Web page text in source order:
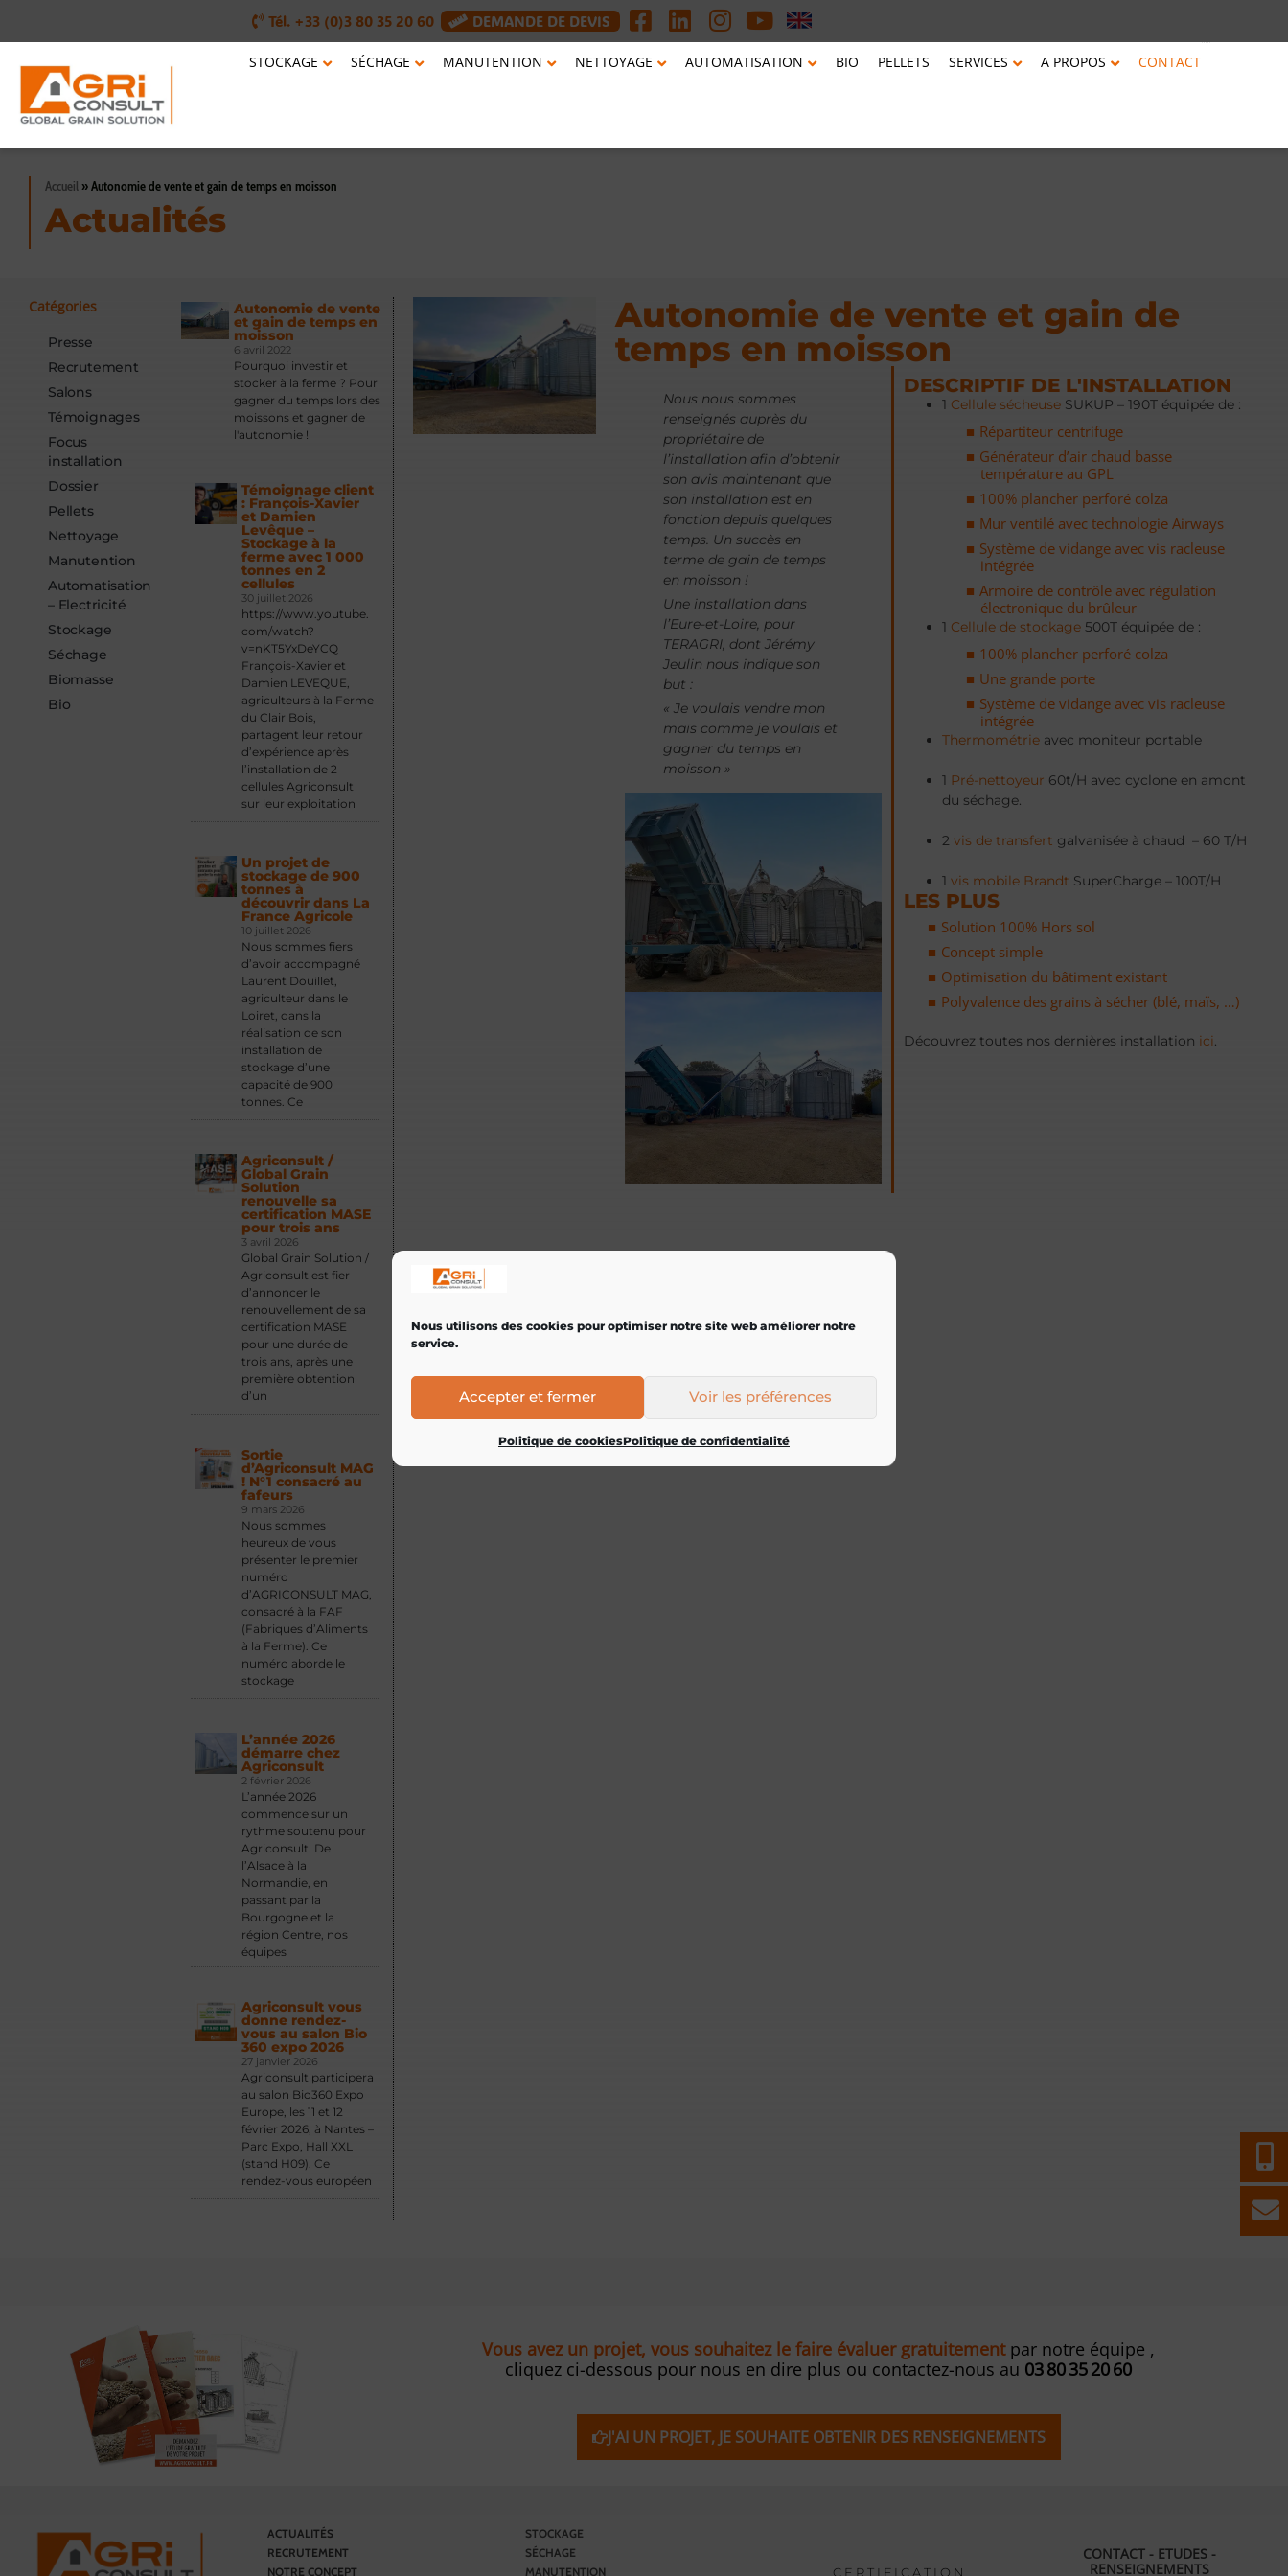
Nous utilisons des cookies pour optimiser notre site web améliorer notre
service.
Accepter et fermer Voir les préférences
Politique de cookiesPolitique de confidentialité
Tél. +33 (0)3 80 35 20 60 DEMANDE DE DEVIS
STOCKAGE SÉCHAGE MANUTENTION NETTOYAGE AUTOMATISATION BIO PELLETS SERVICES A PROPOS CONTACT
Accueil »Autonomie de vente et gain de temps en moisson
Actualités
Catégories
Presse
Recrutement
Salons
Témoignages
Focus
installation
Dossier
Pellets
Nettoyage
Manutention
Automatisation
– Electricité
Stockage
Séchage
Biomasse
Bio
Autonomie de vente
et gain de temps en
moisson
6 avril 2022
Pourquoi investir et
stocker à la ferme ? Pour
gagner du temps lors des
moissons et gagner de
l'autonomie !
Témoignage client
: François-Xavier
et Damien
Levêque –
Stockage à la
ferme avec 1 000
tonnes en 2
cellules
30 juillet 2026
https://www.youtube.
com/watch?
v=nKT5YxDeYCQ
François-Xavier et
Damien LEVEQUE,
agriculteurs à la Ferme
du Clair Bois,
partagent leur retour
d’expérience après
l’installation de 2
cellules Agriconsult
sur leur exploitation
Un projet de
stockage de 900
tonnes à
découvrir dans La
France Agricole
10 juillet 2026
Nous sommes fiers
d’avoir accompagné
Laurent Douillet,
agriculteur dans le
Loiret, dans la
réalisation de son
installation de
stockage d’une
capacité de 900
tonnes. Ce
Agriconsult /
Global Grain
Solution
renouvelle sa
certification MASE
pour trois ans
3 avril 2026
Global Grain Solution /
Agriconsult est fier
d’annoncer le
renouvellement de sa
certification MASE
pour une durée de
trois ans, après une
première obtention
d’un
Sortie
d’Agriconsult MAG
! N°1 consacré au
fafeurs
9 mars 2026
Nous sommes
heureux de vous
présenter le premier
numéro
d’AGRICONSULT MAG,
consacré à la FAF
(Fabriques d’Aliments
à la Ferme). Ce
numéro aborde le
stockage
L’année 2026
démarre chez
Agriconsult
2 février 2026
L’année 2026
commence sur un
rythme soutenu pour
Agriconsult. De
l’Alsace à la
Normandie, en
passant par la
Bourgogne et la
région Centre, nos
équipes
Agriconsult vous
donne rendez-
vous au salon Bio
360 expo 2026
27 janvier 2026
Agriconsult participera
au salon Bio360 Expo
Europe, les 11 et 12
février 2026, à Nantes –
Parc Expo, Hall XXL
(stand H09). Ce
rendez-vous européen
Autonomie de vente et gain de
temps en moisson
Nous nous sommes
renseignés auprès du
propriétaire de
l’installation afin d’obtenir
son avis maintenant que
son installation est en
fonction depuis quelques
temps. Un succès en
terme de gain de temps
en moisson !
Une installation dans
l’Eure-et-Loire, pour
TERAGRI, dont Jérémy
Jeulin nous indique son
but :
« Je voulais vendre mon
maïs comme je voulais et
gagner du temps en
moisson »
DESCRIPTIF DE L'INSTALLATION
1 Cellule sécheuse SUKUP – 190T équipée de :
Répartiteur centrifuge
Générateur d’air chaud basse
température au GPL
100% plancher perforé colza
Mur ventilé avec technologie Airways
Système de vidange avec vis racleuse
intégrée
Armoire de contrôle avec régulation
électronique du brûleur
1 Cellule de stockage500T équipée de :
100% plancher perforé colza
Une grande porte
Système de vidange avec vis racleuse
intégrée
Thermométrieavec moniteur portable
1 Pré-nettoyeur 60t/H avec cyclone en amont
du séchage.
2 vis de transfert galvanisée à chaud – 60 T/H
1 vis mobile Brandt SuperCharge – 100T/H
LES PLUS
Solution 100% Hors sol
Concept simple
Optimisation du bâtiment existant
Polyvalence des grains à sécher (blé, maïs, …)
Découvrez toutes nos dernières installation ici.
Vous avez un projet, vous souhaitez le faire évaluer gratuitementpar notre équipe ,
cliquez ci-dessous pour nous en dire plus ou contactez-nous au 03 80 35 20 60
J'AI UN PROJET, JE SOUHAITE OBTENIR DES RENSEIGNEMENTS
ACTUALITÉS
RECRUTEMENT
NOTRE CONCEPT
STOCKAGE
SÉCHAGE
MANUTENTION
C E R T I F I C A T I O N
CONTACT - ETUDES -
RENSEIGNEMENTS